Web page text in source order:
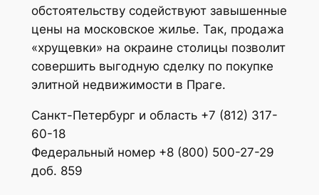
обстоятельству содействуют завышенные
цены на московское жилье. Так, продажа
«хрущевки» на окраине столицы позволит
совершить выгодную сделку по покупке
элитной недвижимости в Праге.
Санкт-Петербург и область +7 (812) 317-
60-18
Федеральный номер +8 (800) 500-27-29
доб. 859